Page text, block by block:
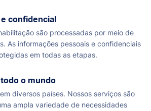
confidencial
são processadas por meio de
As informações pessoais e confidenciais
em todas as etapas.
o mundo
diversos países. Nossos serviços são
ampla variedade de necessidades